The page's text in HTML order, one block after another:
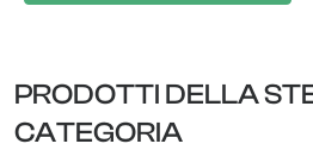
PRODOTTI DELLA
CATEGORIA